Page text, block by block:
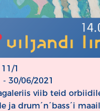
1
30/06/2021
viib teid
ja drum´n´bass´i